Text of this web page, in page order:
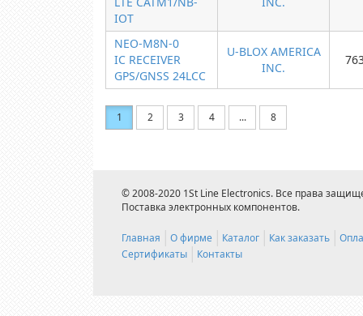
IOT
NEO-M8N-0
IC RECEIVER
GPS/GNSS 24LCC
U-BLOX AMERICA
INC.
1 2 3 4 ... 8
© 2008-2020 1St Line Electronics. Все права
Поставка электронных компонентов.
Главная О фирме Каталог Как заказать
Сертификаты
Контакты